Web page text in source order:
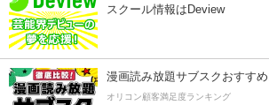
スクール情報はDeview
漫画読み放題サブスクおすすめ
オリコン顧客満足度ランキング